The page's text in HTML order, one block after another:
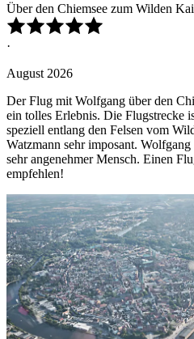
Über den Chiemsee zum Wilden
·
August 2026
Der Flug mit Wolfgang über den
ein tolles Erlebnis. Die Flugstrecke
speziell entlang den Felsen vom
Watzmann sehr imposant.
sehr angenehmer Mensch. Einen
empfehlen!